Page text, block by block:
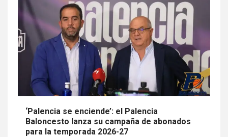
‘Palencia se enciende’: el Palencia
Baloncesto lanza su campaña de abonados
para la temporada 2026-27